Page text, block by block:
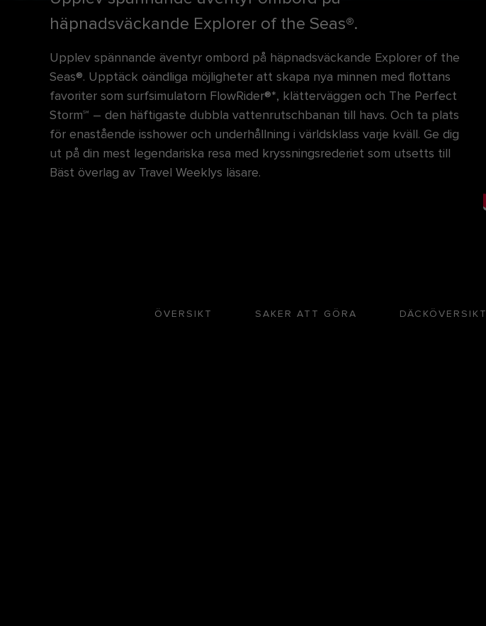
häpnadsväckande Explorer of the Seas®.
Upplev spännande äventyr ombord på häpnadsväckande Explorer of the
Seas®. Upptäck oändliga möjligheter att skapa nya minnen med flottans
favoriter som surfsimulatorn FlowRider®*, klätterväggen och The Perfect
Storm℠ – den häftigaste dubbla vattenrutschbanan till havs. Och ta plats
för enastående isshower och underhållning i världsklass varje kväll. Ge dig
ut på din mest legendariska resa med kryssningsrederiet som utsetts till
Bäst överlag av Travel Weeklys läsare.
ÖVERSIKT SAKER ATT GÖRA DÄCKÖVERSIKT